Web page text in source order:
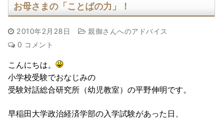
お母さまの「ことばの力」！
2010年2月28日
親御さんへのアドバイス
0 コメント
こんにちは。
小学校受験でおなじみの
受験対話総合研究所（幼児教室）の平野伸明です。
早稲田大学政治経済学部の入学試験があった日、